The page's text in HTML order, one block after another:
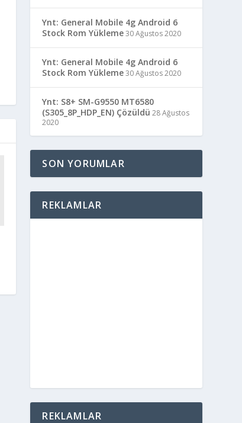
Ynt: General Mobile 4g Android 6
Stock Rom Yükleme30 Ağustos 2020
Ynt: General Mobile 4g Android 6
Stock Rom Yükleme30 Ağustos 2020
Ynt: S8+ SM-G9550 MT6580
(S305_8P_HDP_EN) Çözüldü 28 Ağustos
2020
SON YORUMLAR
REKLAMLAR
REKLAMLAR